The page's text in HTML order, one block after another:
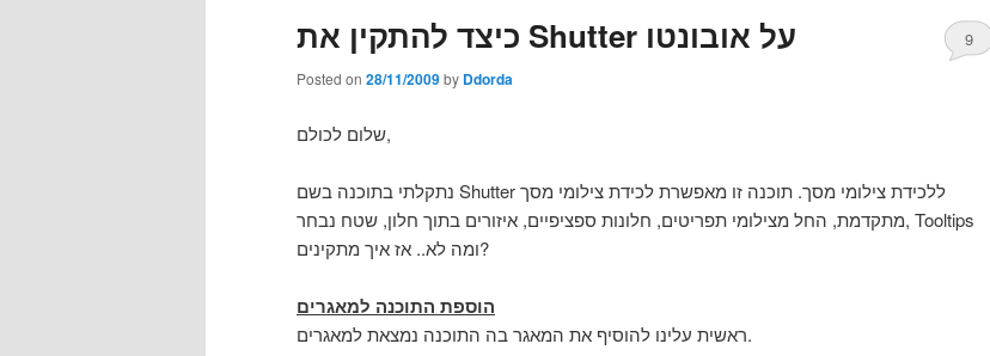
כיצד להתקין את Shutter על אובונטו
Posted on 28/11/2009by Ddorda
9
שלום לכולם,
נתקלתי בתוכנה בשם Shutter ללכידת צילומי מסך. תוכנה זו מאפשרת לכידת צילומי מסך
מתקדמת, החל מצילומי תפריטים, חלונות ספציפיים, איזורים בתוך חלון, שטח נבחר, Tooltips
ומה לא.. אז איך מתקינים?
הוספת התוכנה למאגרים
ראשית עלינו להוסיף את המאגר בה התוכנה נמצאת למאגרים.